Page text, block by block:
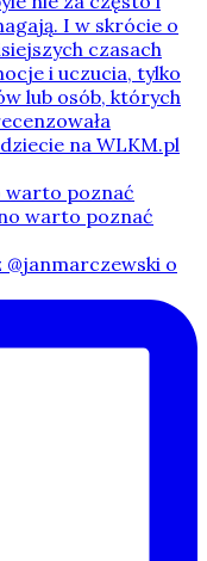
warto poznać
o